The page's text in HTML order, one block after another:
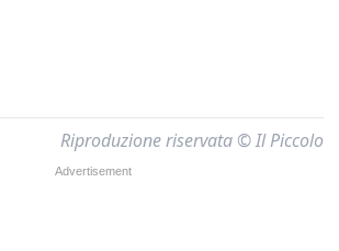
Riproduzione riservata © Il Piccolo